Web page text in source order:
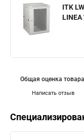
ITK
Написать отзыв
Общая оценка